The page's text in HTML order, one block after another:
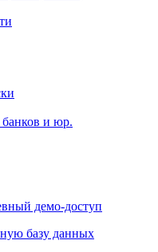
и юр.
демо-доступ
базу данных